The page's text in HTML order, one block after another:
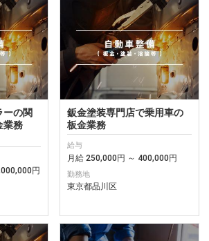
ーの関
業務
円
鈑金塗装専門店で乗用車の
板金業務
給与
月給 250,000円 ～ 400,000円
勤務地
東京都品川区